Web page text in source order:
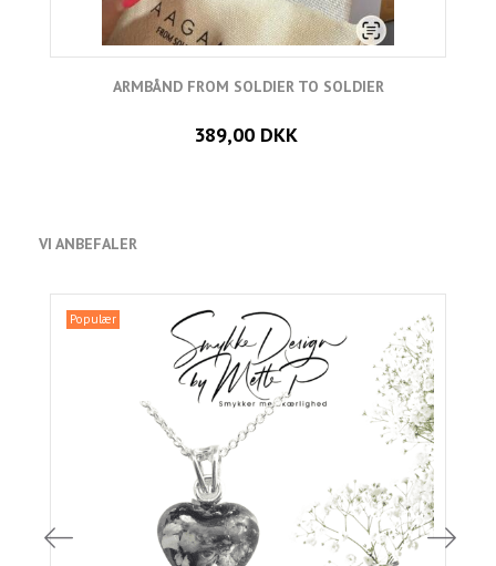
ARMBÅND FROM SOLDIER TO SOLDIER
389,00 DKK
VI ANBEFALER
Populær